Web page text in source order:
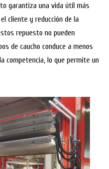
garantiza una vida útil más
cliente y reducción de la
repuesto no pueden
de caucho conduce a menos
competencia, lo que permite un